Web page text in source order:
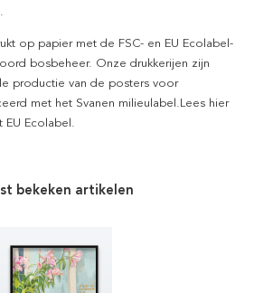
op papier met de FSC- en EU Ecolabel-
bosbeheer. Onze drukkerijen zijn
productie van de posters voor
met het Svanen milieulabel.Lees hier
EU Ecolabel.
bekeken artikelen